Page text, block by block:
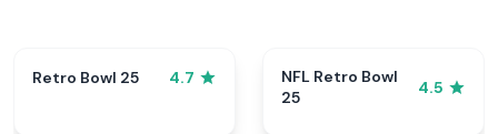
Retro Bowl 25 4.7
NFL Retro Bowl
25
4.5